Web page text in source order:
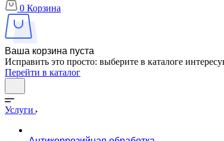
0 Корзина
Ваша корзина пуста
Исправить это просто: выберите в каталоге
Перейти в каталог
Услуги